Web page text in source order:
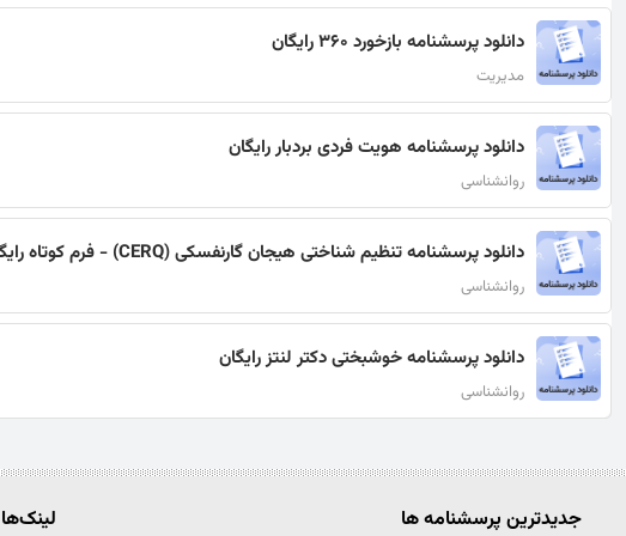
دانلود پرسشنامه بازخورد 360 رایگان
مدیریت
دانلود پرسشنامه هویت فردی بردبار رایگان
روانشناسی
دانلود پرسشنامه­ تنظیم شناختی هیجان گارنفسکی (CERQ) - فرم کوتاه رایگان
روانشناسی
دانلود پرسشنامه خوشبختی دکتر لنتز رایگان
روانشناسی
جدیدترین پرسشنامه ها